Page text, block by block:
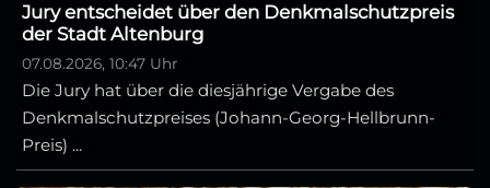
Jury entscheidet über den Denkmalschutzpreis
der Stadt Altenburg
07.08.2026, 10:47 Uhr
Die Jury hat über die diesjährige Vergabe des
Denkmalschutzpreises (Johann-Georg-Hellbrunn-
Preis) ...